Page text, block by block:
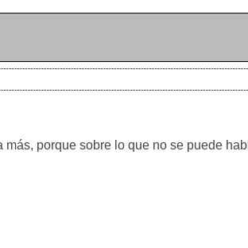
más, porque sobre lo que no se puede